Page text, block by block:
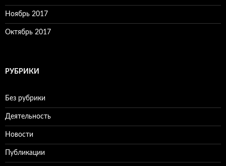
Ноябрь 2017
Октябрь 2017
РУБРИКИ
Без рубрики
Деятельность
Новости
Публикации